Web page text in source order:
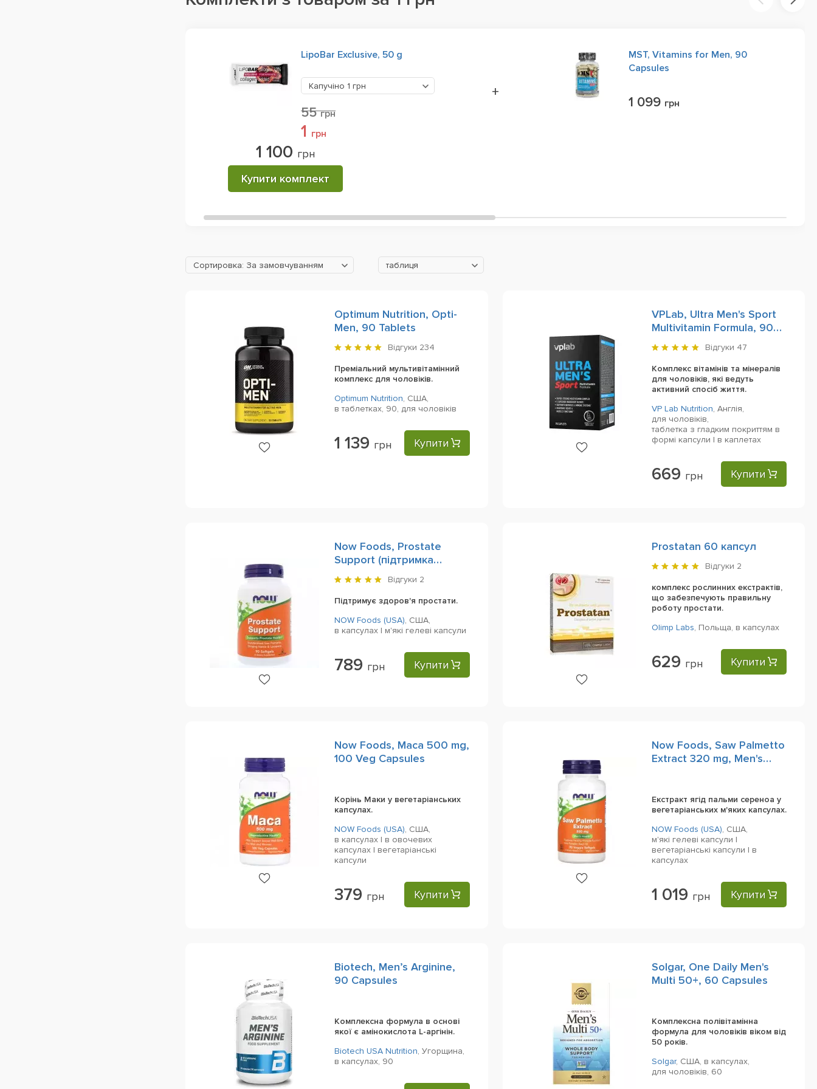
LipoBar Exclusive, 50 g
Капучіно 1 грн
55грн
1 грн
+
MST, Vitamins for Men, 90
Capsules
1 099 грн
1 100 грн
Купити комплект
Сортировка: За замовчуванням таблиця
Optimum Nutrition, Opti-
Men, 90 Tablets
Відгуки 234
Преміальний мультивітамінний
комплекс для чоловіків.
Optimum Nutrition, США,
в таблетках, 90, для чоловіків
1 139 грн Купити
VPLab, Ultra Men's Sport
Multivitamin Formula, 90
Caplets
Відгуки 47
Комплекс вітамінів та мінералів
для чоловіків, які ведуть
активний спосіб життя.
VP Lab Nutrition, Англія,
для чоловіків,
таблетка з гладким покриттям в
формі капсули | в каплетах
669 грн Купити
Now Foods, Prostate
Support (підтримка
простати) 90 Softgels
Відгуки 2
Підтримує здоров'я простати.
NOW Foods (USA), США,
в капсулах | м'які гелеві капсули
789 грн Купити
Prostatan 60 капсул
Відгуки 2
комплекс рослинних екстрактів,
що забезпечують правильну
роботу простати.
Olimp Labs, Польща, в капсулах
629 грн Купити
Now Foods, Maca 500 mg,
100 Veg Capsules
Корінь Маки у вегетаріанських
капсулах.
NOW Foods (USA), США,
в капсулах | в овочевих
капсулах | вегетаріанські
капсули
379 грн Купити
Now Foods, Saw Palmetto
Extract 320 mg, Men's
Екстракт ягід пальми сереноа у
вегетаріанських м'яких капсулах.
NOW Foods (USA), США,
м'які гелеві капсули |
вегетаріанські капсули | в
капсулах
1 019 грн Купити
Biotech, Men’s Arginine,
90 Capsules
Комплексна формула в основі
якої є амінокислота L-аргінін.
Biotech USA Nutrition, Угорщина,
в капсулах, 90
Solgar, One Daily Men's
Multi 50+, 60 Capsules
Комплексна полівітамінна
формула для чоловіків віком від
50 років.
Solgar, США, в капсулах,
для чоловіків, 60